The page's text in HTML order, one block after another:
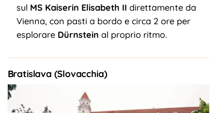
sul MS Kaiserin Elisabeth II direttamente da
Vienna, con pasti a bordo e circa 2 ore per
esplorare Dürnstein al proprio ritmo.
Bratislava (Slovacchia)